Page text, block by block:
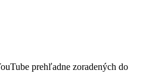
prehľadne zoradených do